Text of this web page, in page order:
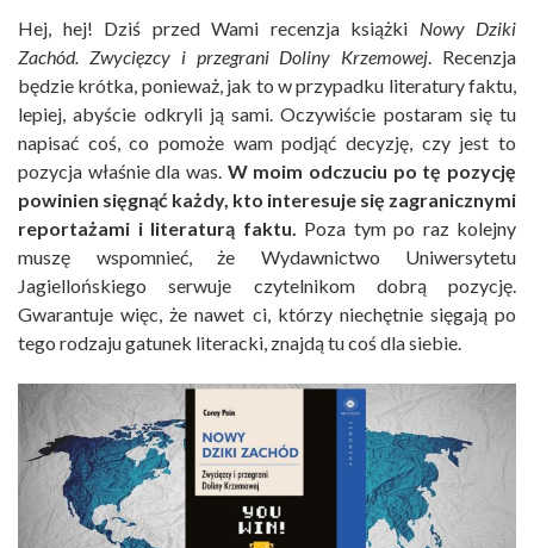
Hej, hej! Dziś przed Wami recenzja książki Nowy Dziki
Zachód. Zwycięzcy i przegrani Doliny Krzemowej. Recenzja
będzie krótka, ponieważ, jak to w przypadku literatury faktu,
lepiej, abyście odkryli ją sami. Oczywiście postaram się tu
napisać coś, co pomoże wam podjąć decyzję, czy jest to
pozycja właśnie dla was. W moim odczuciu po tę pozycję
powinien sięgnąć każdy, kto interesuje się zagranicznymi
reportażami i literaturą faktu. Poza tym po raz kolejny
muszę wspomnieć, że Wydawnictwo Uniwersytetu
Jagiellońskiego serwuje czytelnikom dobrą pozycję.
Gwarantuje więc, że nawet ci, którzy niechętnie sięgają po
tego rodzaju gatunek literacki, znajdą tu coś dla siebie.